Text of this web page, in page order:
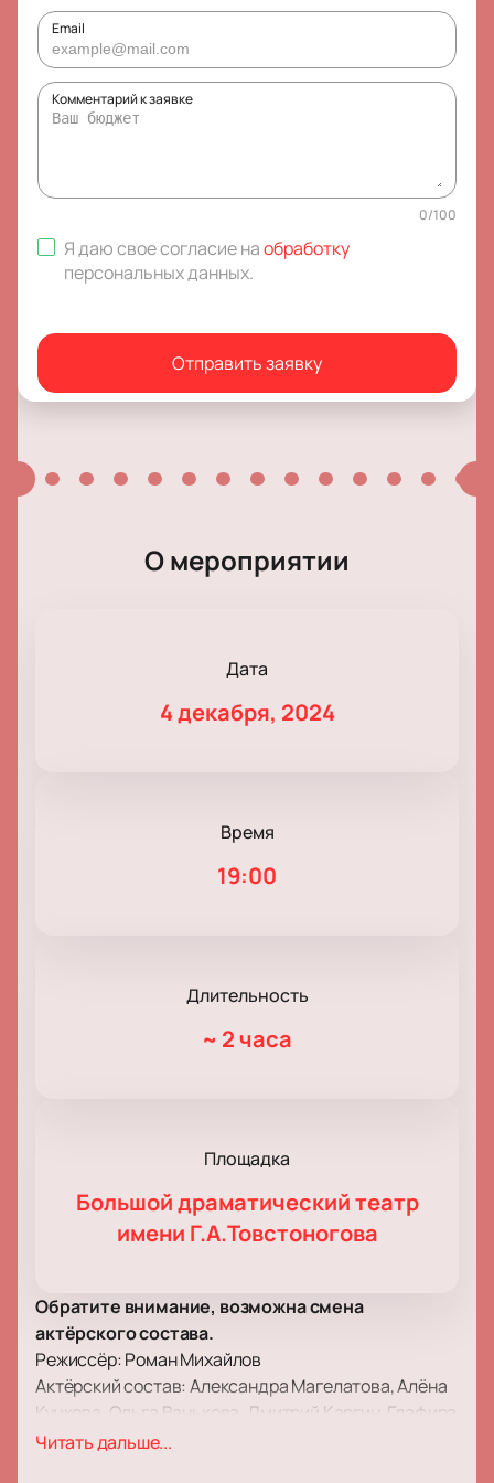
Email
Комментарий к заявке
0/100
Я даю свое согласие наобработку
персональных данных.
Отправить заявку
О мероприятии
Дата
4 декабря, 2024
Время
19:00
Длительность
~ 2 часа
Площадка
Большой драматический театр
имени Г.А.Товстоногова
Обратите внимание, возможна смена
актёрского состава.
Режиссёр: Роман Михайлов
Актёрский состав: Александра Магелатова, Алёна
Кучкова, Ольга Ванькова, Дмитрий Каргин, Глафира
Лаврова, Евгения Чагодаева, Даниил Левищев
Читать дальше...